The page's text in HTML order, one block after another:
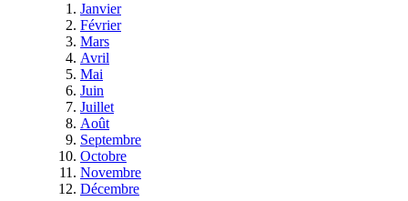
Janvier
Février
Mars
Avril
Mai
Juin
Juillet
Août
Septembre
Octobre
Novembre
Décembre